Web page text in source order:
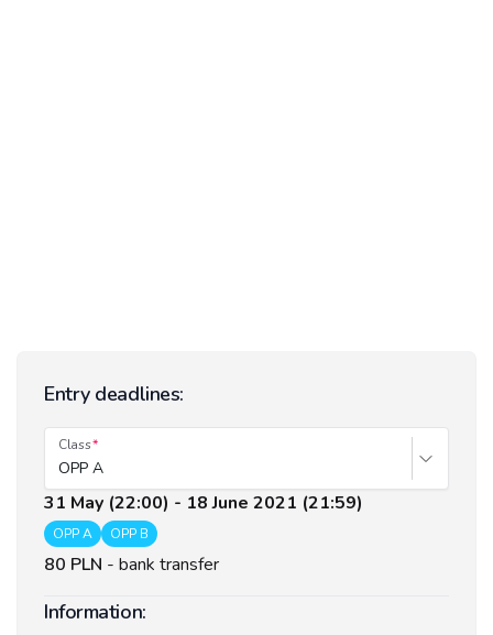
Entry deadlines:
Class
OPP A
31 May (22:00) - 18 June 2021 (21:59)
OPP A OPP B
80 PLN - bank transfer
Information: